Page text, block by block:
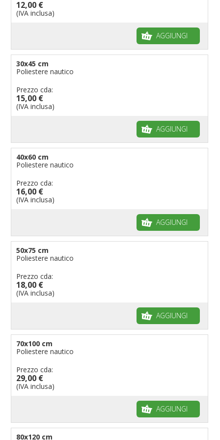
Bandiere per musicisti
pennoni per bandiere
12,00 €
(IVA inclusa)
AGGIUNGI
30x45 cm
Poliestere nautico
Prezzo cda:
15,00 €
(IVA inclusa)
AGGIUNGI
40x60 cm
Poliestere nautico
Prezzo cda:
16,00 €
(IVA inclusa)
AGGIUNGI
50x75 cm
Poliestere nautico
Prezzo cda:
18,00 €
(IVA inclusa)
AGGIUNGI
70x100 cm
Poliestere nautico
Prezzo cda:
29,00 €
(IVA inclusa)
AGGIUNGI
80x120 cm